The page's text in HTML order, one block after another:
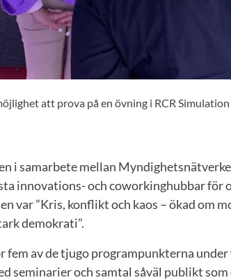
att prova på en övning i RCR Simulation
i samarbete mellan
innovations- och coworkinghubbar för
var ”Kris, konflikt och kaos – ökad om
demokrati”.
av de tjugo programpunkterna
seminarier och samtal såväl publikt